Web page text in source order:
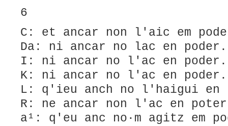
6
C: et ancar non l'aic em
Da: ni ancar no lac en poder.
I: ni ancar no l'ac en poder.
K: ni ancar no l'ac en poder.
L: q'ieu anch no l'haigui en
R: ne ancar non l'ac en
a¹: q'eu anc no·m agitz em